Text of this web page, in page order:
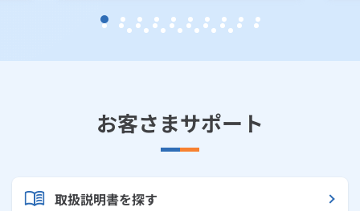
お客さまサポート
取扱説明書を探す